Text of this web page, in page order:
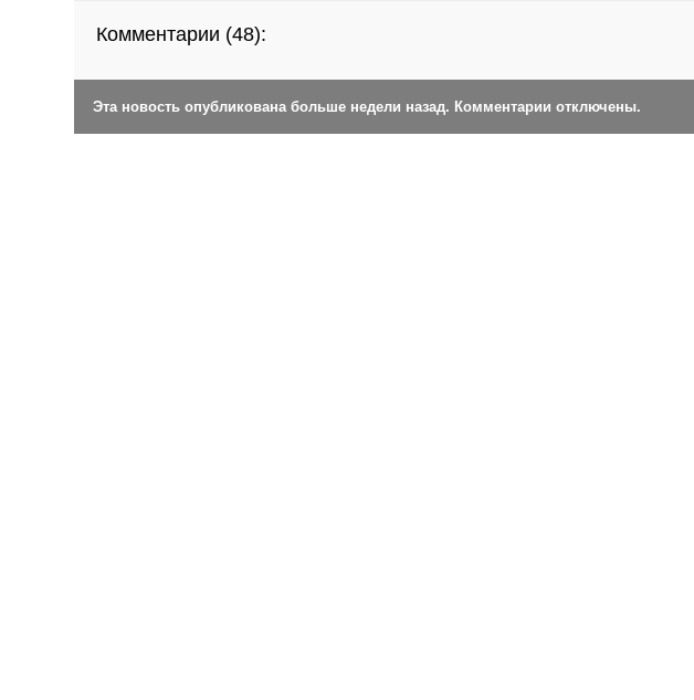
Комментарии (48):
Эта новость опубликована больше недели назад. Комментарии отключены.